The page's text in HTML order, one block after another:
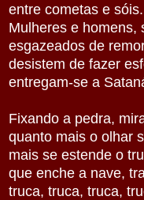
entre cometas e sóis.
Mulheres e homens,
esgazeados de
desistem de fazer
entregam-se a
Fixando a pedra,
quanto mais o olhar
mais se estende o
que enche a nave,
truca, truca, truca,